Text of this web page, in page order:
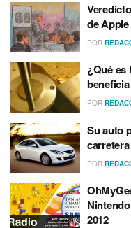
de Apple
POR
¿Qué es
POR
Su auto
carretera
POR
2012